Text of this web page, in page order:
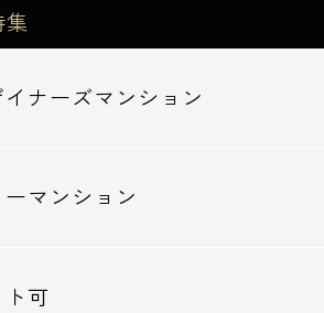
集
イナーズマンション
ーマンション
可